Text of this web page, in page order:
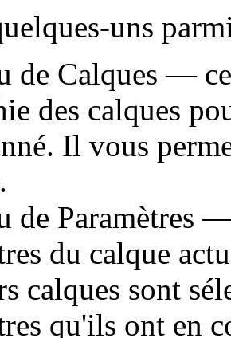
uns
de Calques — ce
des calques
Il vous
de Paramètres —
du calque
calques sont
qu'ils ont en